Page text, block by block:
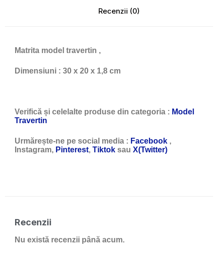
Recenzii (0)
Matrita model travertin ,
Dimensiuni : 30 x 20 x 1,8 cm
Verifică și celelalte produse din categoria : Model
Travertin
Urmărește-ne pe social media : Facebook ,
Instagram, Pinterest, Tiktok sau X(Twitter)
Recenzii
Nu există recenzii până acum.